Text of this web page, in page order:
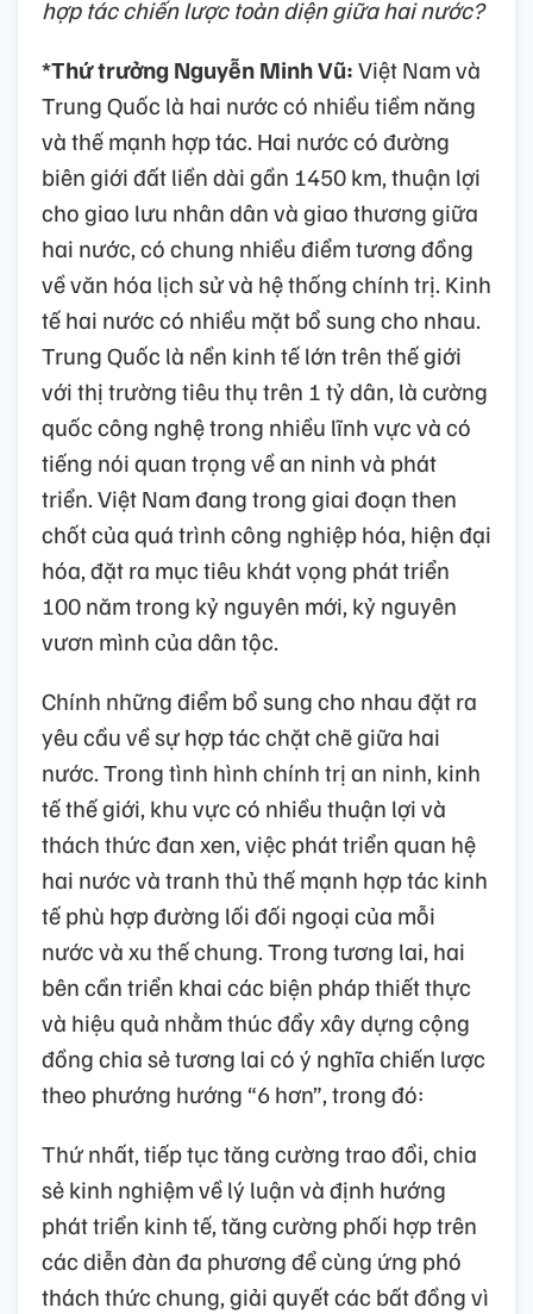
hợp tác chiến lược toàn diện giữa hai nước?
*Thứ trưởng Nguyễn Minh Vũ:Việt Nam và
Trung Quốc là hai nước có nhiều tiềm năng
và thế mạnh hợp tác. Hai nước có đường
biên giới đất liền dài gần 1450 km, thuận lợi
cho giao lưu nhân dân và giao thương giữa
hai nước, có chung nhiều điểm tương đồng
về văn hóa lịch sử và hệ thống chính trị. Kinh
tế hai nước có nhiều mặt bổ sung cho nhau.
Trung Quốc là nền kinh tế lớn trên thế giới
với thị trường tiêu thụ trên 1 tỷ dân, là cường
quốc công nghệ trong nhiều lĩnh vực và có
tiếng nói quan trọng về an ninh và phát
triển. Việt Nam đang trong giai đoạn then
chốt của quá trình công nghiệp hóa, hiện đại
hóa, đặt ra mục tiêu khát vọng phát triển
100 năm trong kỷ nguyên mới, kỷ nguyên
vươn mình của dân tộc.
Chính những điểm bổ sung cho nhau đặt ra
yêu cầu về sự hợp tác chặt chẽ giữa hai
nước. Trong tình hình chính trị an ninh, kinh
tế thế giới, khu vực có nhiều thuận lợi và
thách thức đan xen, việc phát triển quan hệ
hai nước và tranh thủ thế mạnh hợp tác kinh
tế phù hợp đường lối đối ngoại của mỗi
nước và xu thế chung. Trong tương lai, hai
bên cần triển khai các biện pháp thiết thực
và hiệu quả nhằm thúc đẩy xây dựng cộng
đồng chia sẻ tương lai có ý nghĩa chiến lược
theo phướng hướng “6 hơn”, trong đó:
Thứ nhất, tiếp tục tăng cường trao đổi, chia
sẻ kinh nghiệm về lý luận và định hướng
phát triển kinh tế, tăng cường phối hợp trên
các diễn đàn đa phương để cùng ứng phó
thách thức chung, giải quyết các bất đồng vì